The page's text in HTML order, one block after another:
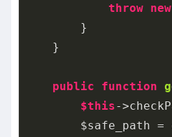
throw new
        }
    }
public function
$this-
$safe_path =